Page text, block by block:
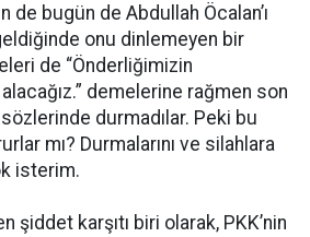
de bugün de Abdullah Öcalan’ı
onu dinlemeyen bir
de “Önderliğimizin
alacağız.” demelerine rağmen son
durmadılar. Peki bu
mı? Durmalarını ve silahlara
isterim.
şiddet karşıtı biri olarak, PKK’nin